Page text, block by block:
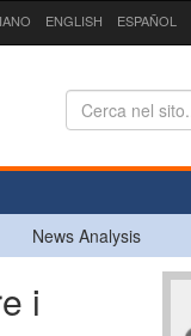
ENGLISH ESPAÑOL
News Analysis
i